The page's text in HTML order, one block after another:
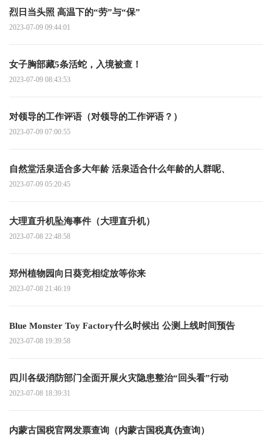
烈日当头照 高温下的“劳”与“保”
2023-07-09 09:44:01
女子胸部藏5条活蛇，入境被查！
2023-07-09 08:43:53
对领导的工作评语（对领导的工作评语？）
2023-07-09 07:00:55
自然堂活泉适合多大年龄 活泉适合什么年龄的人群呢、
2023-07-09 05:20:45
大理直升机坠海事件（大理直升机）
2023-07-08 22:48:58
郑州植物园向日葵竞相绽放等你来
2023-07-08 21:46:19
Blue Monster Toy Factory什么时候出 公测上线时间预告
2023-07-08 19:39:58
四川各级消防部门全面开展火灾隐患整治“回头看”行动
2023-07-08 18:39:31
内蒙古国税官网发票查询（内蒙古国税真伪查询）